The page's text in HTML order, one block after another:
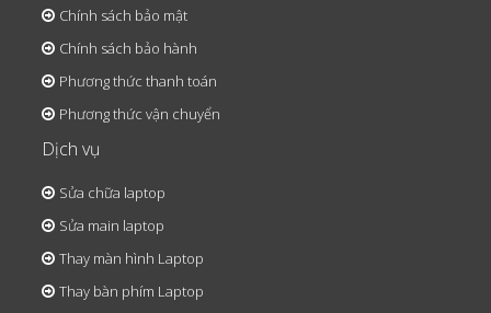
Chính sách bảo mật
Chính sách bảo hành
Phương thức thanh toán
Phương thức vận chuyển
Dịch vụ
Sửa chữa laptop
Sửa main laptop
Thay màn hình Laptop
Thay bàn phím Laptop